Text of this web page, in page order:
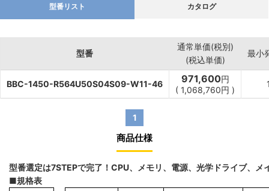
型番リスト カタログ
型番
通常単価(税別)
(税込単価)
最小
BBC-1450-R564U50S04S09-W11-46 971,600円
( 1,068,760円 )
1
商品仕様
型番選定は7STEPで完了！CPU、メモリ、電源、光学ドライブ、
■規格表